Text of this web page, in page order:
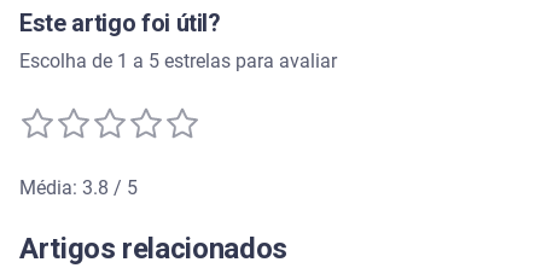
Este artigo foi útil?
Escolha de 1 a 5 estrelas para avaliar
Média: 3.8 / 5
Artigos relacionados